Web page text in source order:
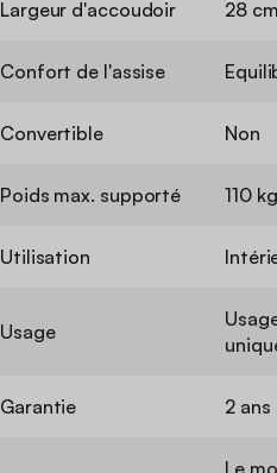
Largeur d'accoudoir 28 cm
Confort de l'assise
Convertible Non
Poids max. supporté 110
Utilisation
Usage
Garantie 2 ans